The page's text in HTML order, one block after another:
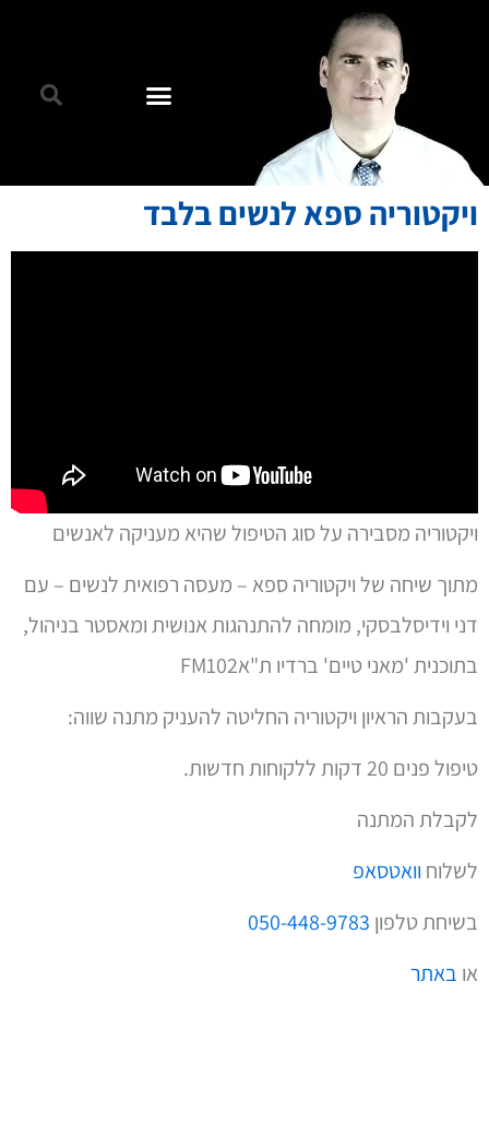
ויקטוריה ספא לנשים בלבד
ויקטוריה מסבירה על סוג הטיפול שהיא מעניקה לאנשים
מתוך שיחה של ויקטוריה ספא – מעסה רפואית לנשים – עם
דני וידיסלבסקי, מומחה להתנהגות אנושית ומאסטר בניהול,
בתוכנית 'מאני טיים' ברדיו ת"אFM102
בעקבות הראיון ויקטוריה החליטה להעניק מתנה שווה:
טיפול פנים 20 דקות ללקוחות חדשות.
לקבלת המתנה
לשלוחוואטסאפ
בשיחת טלפון
או באתר